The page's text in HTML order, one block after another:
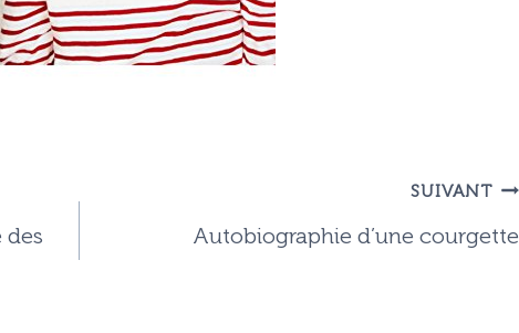
des
SUIVANT
Autobiographie d’une courgette